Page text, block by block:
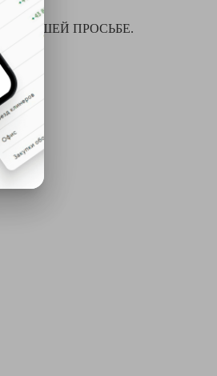
ПО ВАШЕЙ ПРОСЬБЕ.